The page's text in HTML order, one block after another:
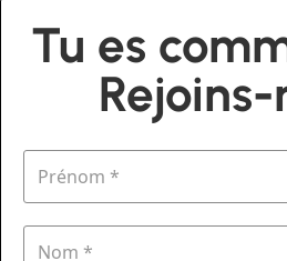
Tu es
Rejoins-